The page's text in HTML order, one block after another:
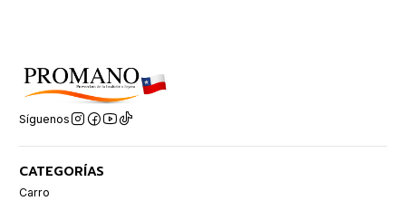
Síguenos
CATEGORÍAS
Carro